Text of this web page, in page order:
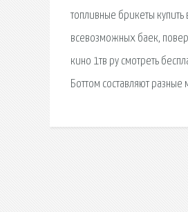
топливные брикеты
всевозможных баек,
кино 1тв ру смотреть
Боттом составляют